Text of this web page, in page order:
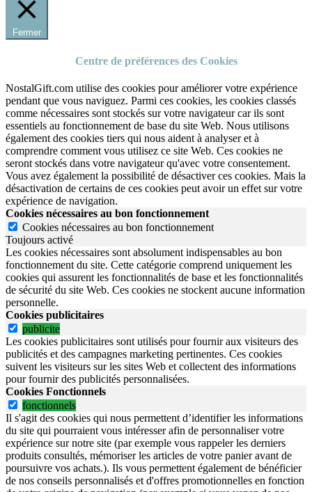
Fermer
Centre de préférences des Cookies
NostalGift.com utilise des cookies pour améliorer votre expérience
pendant que vous naviguez. Parmi ces cookies, les cookies classés
comme nécessaires sont stockés sur votre navigateur car ils sont
essentiels au fonctionnement de base du site Web. Nous utilisons
également des cookies tiers qui nous aident à analyser et à
comprendre comment vous utilisez ce site Web. Ces cookies ne
seront stockés dans votre navigateur qu'avec votre consentement.
Vous avez également la possibilité de désactiver ces cookies. Mais la
désactivation de certains de ces cookies peut avoir un effet sur votre
expérience de navigation.
Cookies nécessaires au bon fonctionnement
Cookies nécessaires au bon fonctionnement
Toujours activé
Les cookies nécessaires sont absolument indispensables au bon
fonctionnement du site. Cette catégorie comprend uniquement les
cookies qui assurent les fonctionnalités de base et les fonctionnalités
de sécurité du site Web. Ces cookies ne stockent aucune information
personnelle.
Cookies publicitaires
publicite
Les cookies publicitaires sont utilisés pour fournir aux visiteurs des
publicités et des campagnes marketing pertinentes. Ces cookies
suivent les visiteurs sur les sites Web et collectent des informations
pour fournir des publicités personnalisées.
Cookies Fonctionnels
fonctionnels
Il s'agit des cookies qui nous permettent d’identifier les informations
du site qui pourraient vous intéresser afin de personnaliser votre
expérience sur notre site (par exemple vous rappeler les derniers
produits consultés, mémoriser les articles de votre panier avant de
poursuivre vos achats.). Ils vous permettent également de bénéficier
de nos conseils personnalisés et d'offres promotionnelles en fonction